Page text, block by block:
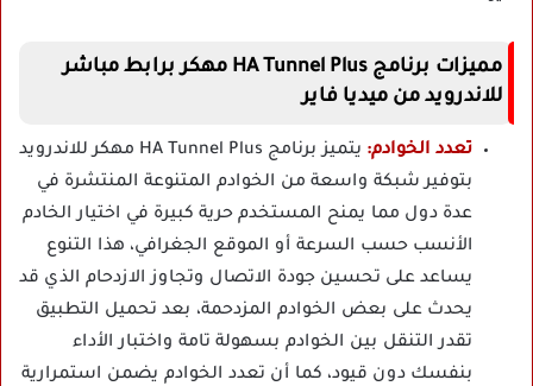
مميزات برنامج HA Tunnel Plus مهكر برابط مباشر
للاندرويد من ميديا فاير
تعدد الخوادم:
يتميز برنامج HA Tunnel Plus مهكر للاندرويد
بتوفير شبكة واسعة من الخوادم المتنوعة المنتشرة في
عدة دول مما يمنح المستخدم حرية كبيرة في اختيار الخادم
الأنسب حسب السرعة أو الموقع الجغرافي، هذا التنوع
يساعد على تحسين جودة الاتصال وتجاوز الازدحام الذي قد
يحدث على بعض الخوادم المزدحمة، بعد تحميل التطبيق
تقدر التنقل بين الخوادم بسهولة تامة واختبار الأداء
بنفسك دون قيود، كما أن تعدد الخوادم يضمن استمرارية